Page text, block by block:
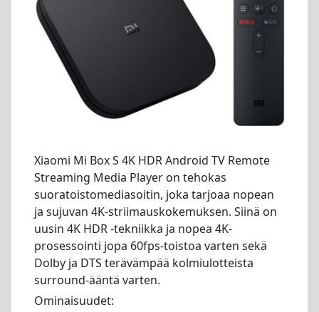
Xiaomi Mi Box S 4K HDR Android TV Remote
Streaming Media Player on tehokas
suoratoistomediasoitin, joka tarjoaa nopean
ja sujuvan 4K-striimauskokemuksen. Siinä on
uusin 4K HDR -tekniikka ja nopea 4K-
prosessointi jopa 60fps-toistoa varten sekä
Dolby ja DTS terävämpää kolmiulotteista
surround-ääntä varten.
Ominaisuudet: